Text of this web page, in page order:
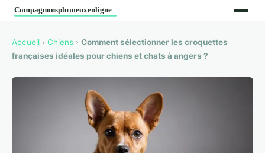
Accueil › Chiens › Comment sélectionner les croquettes
françaises idéales pour chiens et chats à angers ?